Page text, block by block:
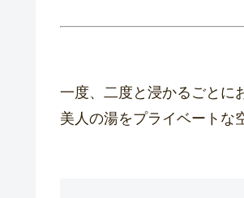
一度、二度と浸かるごとに
美人の湯をプライベートな